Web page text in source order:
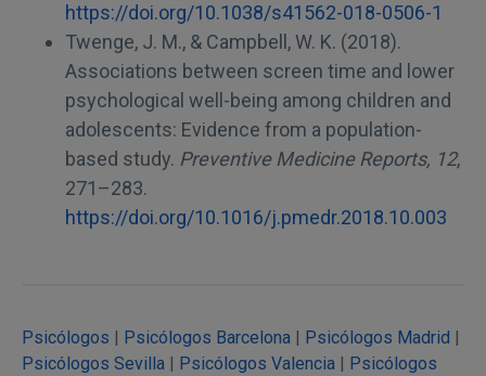
https://doi.org/10.1038/s41562-018-0506-1
Twenge, J. M., & Campbell, W. K. (2018).
Associations between screen time and lower
psychological well-being among children and
adolescents: Evidence from a population-
based study. Preventive Medicine Reports, 12,
271–283.
https://doi.org/10.1016/j.pmedr.2018.10.003
Psicólogos Psicólogos Barcelona Psicólogos Madrid
Psicólogos Sevilla
Psicólogos Valencia
Psicólogos